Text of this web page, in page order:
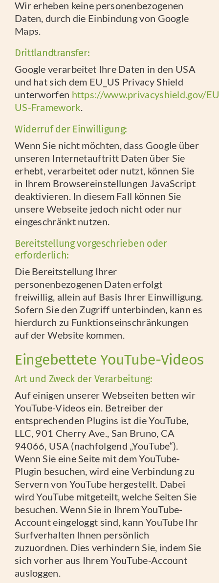
Wir erheben keine personenbezogenen
Daten, durch die Einbindung von Google
Maps.
Drittlandtransfer:
Google verarbeitet Ihre Daten in den USA
und hat sich dem EU_US Privacy Shield
unterworfen https://www.privacyshield.gov/
US-Framework.
Widerruf der Einwilligung:
Wenn Sie nicht möchten, dass Google über
unseren Internetauftritt Daten über Sie
erhebt, verarbeitet oder nutzt, können Sie
in Ihrem Browsereinstellungen JavaScript
deaktivieren. In diesem Fall können Sie
unsere Webseite jedoch nicht oder nur
eingeschränkt nutzen.
Bereitstellung vorgeschrieben oder
erforderlich:
Die Bereitstellung Ihrer
personenbezogenen Daten erfolgt
freiwillig, allein auf Basis Ihrer Einwilligung.
Sofern Sie den Zugriff unterbinden, kann es
hierdurch zu Funktionseinschränkungen
auf der Website kommen.
Eingebettete YouTube-Videos
Art und Zweck der Verarbeitung:
Auf einigen unserer Webseiten betten wir
YouTube-Videos ein. Betreiber der
entsprechenden Plugins ist die YouTube,
LLC, 901 Cherry Ave., San Bruno, CA
94066, USA (nachfolgend „YouTube“).
Wenn Sie eine Seite mit dem YouTube-
Plugin besuchen, wird eine Verbindung zu
Servern von YouTube hergestellt. Dabei
wird YouTube mitgeteilt, welche Seiten Sie
besuchen. Wenn Sie in Ihrem YouTube-
Account eingeloggt sind, kann YouTube Ihr
Surfverhalten Ihnen persönlich
zuzuordnen. Dies verhindern Sie, indem Sie
sich vorher aus Ihrem YouTube-Account
ausloggen.